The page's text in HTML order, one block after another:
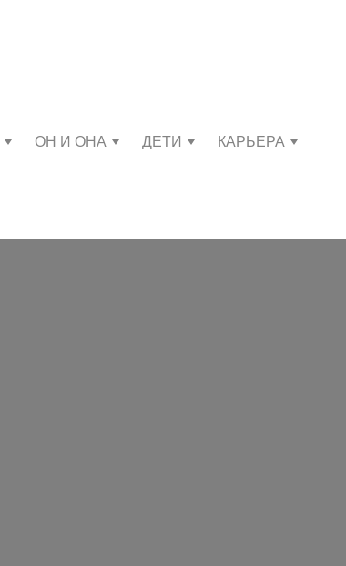
ОН И ОНА ДЕТИ КАРЬЕРА